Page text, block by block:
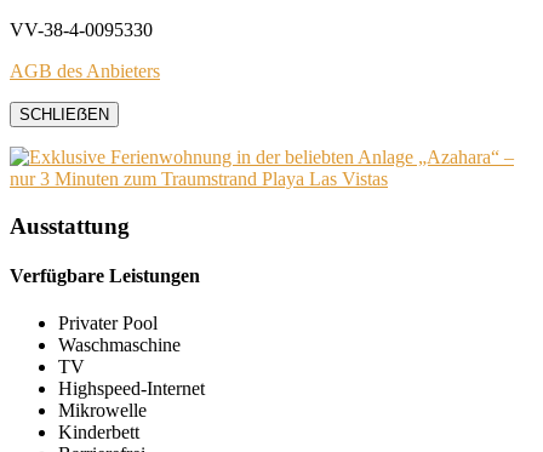
VV-38-4-0095330
AGB des Anbieters
SCHLIEẞEN
Ausstattung
Verfügbare Leistungen
Privater Pool
Waschmaschine
TV
Highspeed-Internet
Mikrowelle
Kinderbett